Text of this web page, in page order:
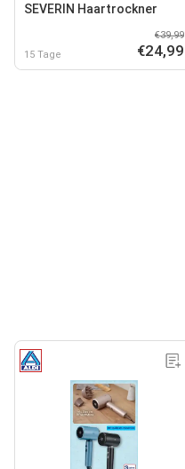
SEVERIN Haartrockner
15 Tage
€39,99
€24,99